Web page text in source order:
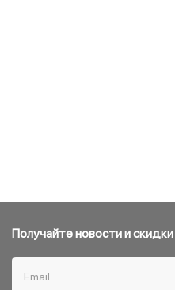
Получайте новости и скидки